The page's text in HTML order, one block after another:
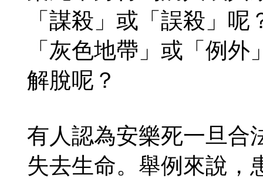
「謀殺」或「誤殺」
「灰色地帶」或「例
解脫呢？
有人認為安樂死一旦合
失去生命。舉例來說，